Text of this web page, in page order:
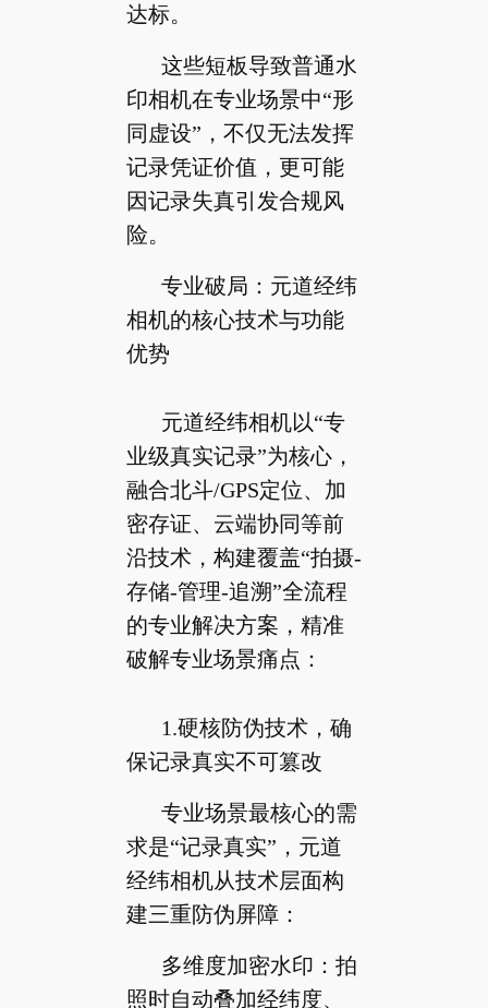
达标。
这些短板导致普通水
印相机在专业场景中“形
同虚设”，不仅无法发挥
记录凭证价值，更可能
因记录失真引发合规风
险。
专业破局：元道经纬
相机的核心技术与功能
优势
元道经纬相机以“专
业级真实记录”为核心，
融合北斗/GPS定位、加
密存证、云端协同等前
沿技术，构建覆盖“拍摄-
存储-管理-追溯”全流程
的专业解决方案，精准
破解专业场景痛点：
1.硬核防伪技术，确
保记录真实不可篡改
专业场景最核心的需
求是“记录真实”，元道
经纬相机从技术层面构
建三重防伪屏障：
多维度加密水印：拍
照时自动叠加经纬度、